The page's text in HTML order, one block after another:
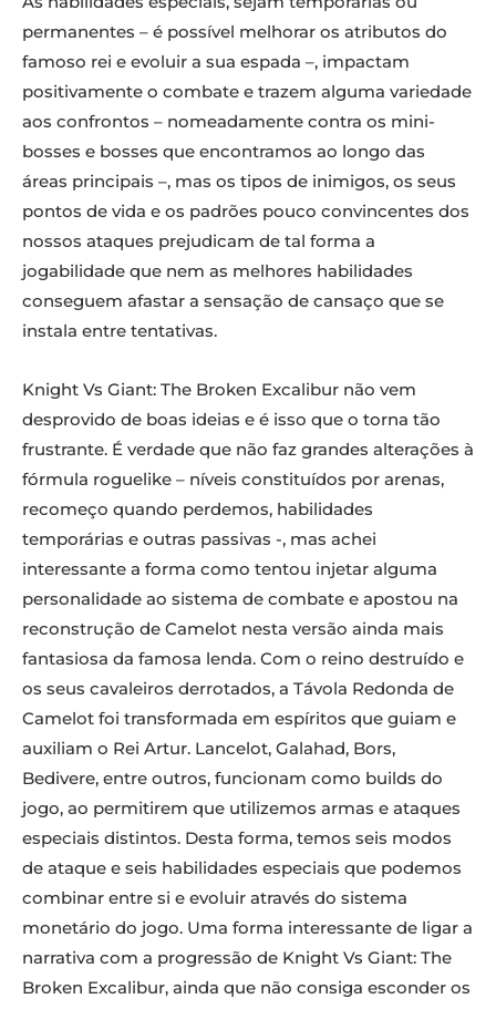
permanentes – é possível melhorar os atributos do
famoso rei e evoluir a sua espada –, impactam
positivamente o combate e trazem alguma variedade
aos confrontos – nomeadamente contra os mini-
bosses e bosses que encontramos ao longo das
áreas principais –, mas os tipos de inimigos, os seus
pontos de vida e os padrões pouco convincentes dos
nossos ataques prejudicam de tal forma a
jogabilidade que nem as melhores habilidades
conseguem afastar a sensação de cansaço que se
instala entre tentativas.
Knight Vs Giant: The Broken Excalibur não vem
desprovido de boas ideias e é isso que o torna tão
frustrante. É verdade que não faz grandes alterações à
fórmula roguelike – níveis constituídos por arenas,
recomeço quando perdemos, habilidades
temporárias e outras passivas -, mas achei
interessante a forma como tentou injetar alguma
personalidade ao sistema de combate e apostou na
reconstrução de Camelot nesta versão ainda mais
fantasiosa da famosa lenda. Com o reino destruído e
os seus cavaleiros derrotados, a Távola Redonda de
Camelot foi transformada em espíritos que guiam e
auxiliam o Rei Artur. Lancelot, Galahad, Bors,
Bedivere, entre outros, funcionam como builds do
jogo, ao permitirem que utilizemos armas e ataques
especiais distintos. Desta forma, temos seis modos
de ataque e seis habilidades especiais que podemos
combinar entre si e evoluir através do sistema
monetário do jogo. Uma forma interessante de ligar a
narrativa com a progressão de Knight Vs Giant: The
Broken Excalibur, ainda que não consiga esconder os